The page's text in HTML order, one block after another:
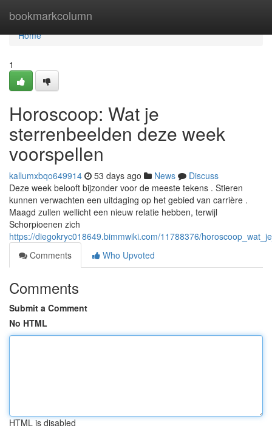
bookmarkcolumn
Home
Home
1
Horoscoop: Wat je
sterrenbeelden deze week
voorspellen
kallumxbqo649914 53 days ago News
Discuss
Deze week belooft bijzonder voor de meeste tekens . Stieren
kunnen verwachten een uitdaging op het gebied van carrière .
Maagd zullen wellicht een nieuw relatie hebben, terwijl
Schorpioenen zich
https://diegokryc018649.bimmwiki.com/11788376/
Comments
Who Upvoted
Comments
Submit a Comment
No HTML
HTML is disabled